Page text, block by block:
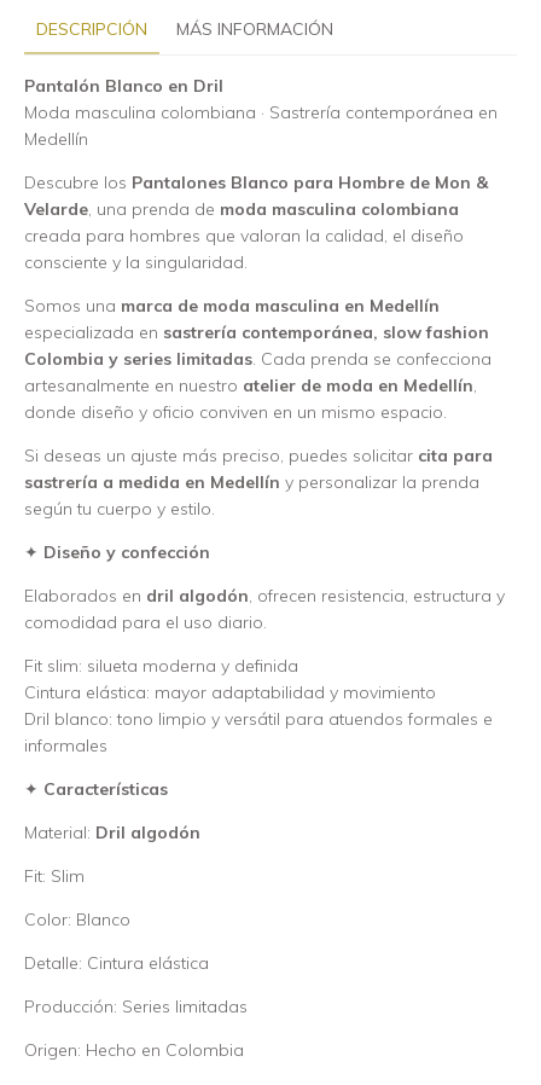
DESCRIPCIÓN MÁS INFORMACIÓN
Pantalón Blanco en Dril
Moda masculina colombiana · Sastrería contemporánea en
Medellín
Descubre los Pantalones Blanco para Hombre de Mon &
Velarde, una prenda de moda masculina colombiana
creada para hombres que valoran la calidad, el diseño
consciente y la singularidad.
Somos una marca de moda masculina en Medellín
especializada en sastrería contemporánea, slow fashion
Colombia y series limitadas. Cada prenda se confecciona
artesanalmente en nuestro atelier de moda en Medellín,
donde diseño y oficio conviven en un mismo espacio.
Si deseas un ajuste más preciso, puedes solicitar cita para
sastrería a medida en Medellín y personalizar la prenda
según tu cuerpo y estilo.
✦ Diseño y confección
Elaborados en dril algodón, ofrecen resistencia, estructura y
comodidad para el uso diario.
Fit slim: silueta moderna y definida
Cintura elástica: mayor adaptabilidad y movimiento
Dril blanco: tono limpio y versátil para atuendos formales e
informales
✦ Características
Material: Dril algodón
Fit: Slim
Color: Blanco
Detalle: Cintura elástica
Producción: Series limitadas
Origen: Hecho en Colombia